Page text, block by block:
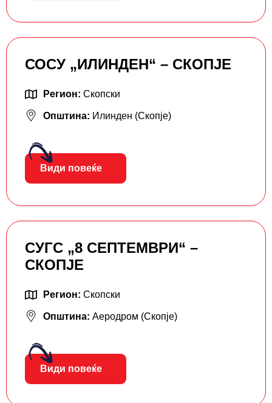
СОСУ „ИЛИНДЕН“ – СКОПЈЕ
Регион: Скопски
Општина: Илинден (Скопје)
Види повеќе
СУГС „8 СЕПТЕМВРИ“ –
СКОПЈЕ
Регион: Скопски
Општина: Аеродром (Скопје)
Види повеќе